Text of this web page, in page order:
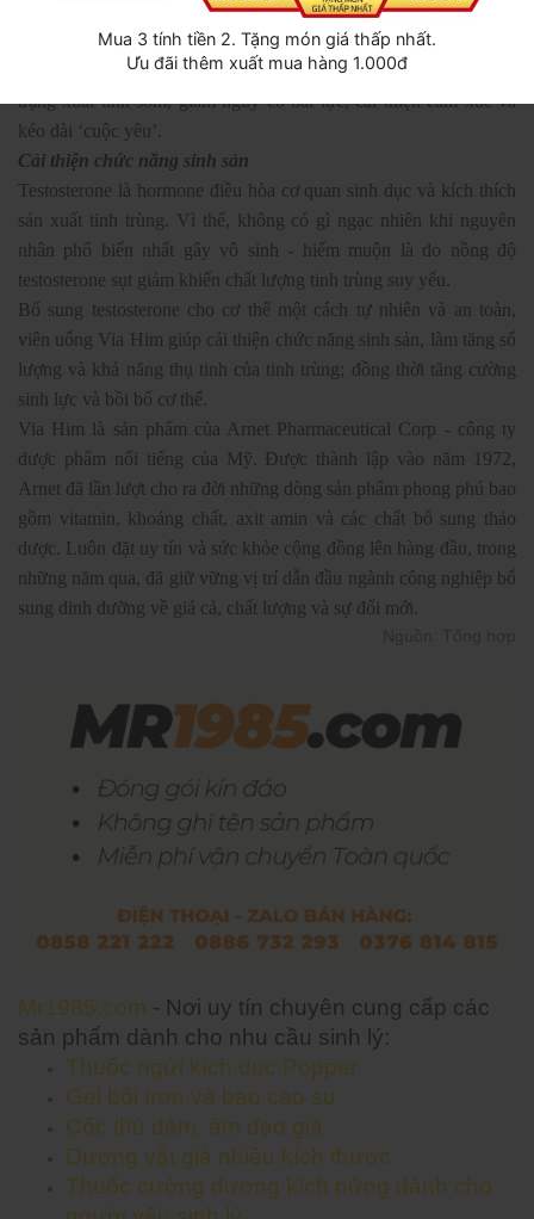
Các thành phần có trong viên uống Via Him được xem là nguồn
cung cấp testosterone tự nhiên, rất an toàn và hiệu quả trong việc
hỗ trợ và tăng cường khả năng sinh lý ở nam giới; cải thiện tình
trạng xuất tinh sớm, giảm nguy cơ bất lực, cải thiện cảm xúc và
kéo dài ‘cuộc yêu’.
Cải thiện chức năng sinh sản
Testosterone là hormone điều hòa cơ quan sinh dục và kích thích
sản xuất tinh trùng. Vì thế, không có gì ngạc nhiên khi nguyên
nhân phổ biến nhất gây vô sinh - hiếm muộn là do nồng độ
testosterone sụt giảm khiến chất lượng tinh trùng suy yếu.
Bổ sung testosterone cho cơ thể một cách tự nhiên và an toàn,
viên uống Via Him giúp cải thiện chức năng sinh sản, làm tăng số
lượng và khả năng thụ tinh của tinh trùng; đồng thời tăng cường
sinh lực và bồi bổ cơ thể.
Via Him là sản phẩm của Arnet Pharmaceutical Corp - công ty
dược phẩm nổi tiếng của Mỹ. Được thành lập vào năm 1972,
Arnet đã lần lượt cho ra đời những dòng sản phẩm phong phú bao
gồm vitamin, khoáng chất, axit amin và các chất bổ sung thảo
dược. Luôn đặt uy tín và sức khỏe cộng đồng lên hàng đầu, trong
những năm qua, đã giữ vững vị trí dẫn đầu ngành công nghiệp bổ
sung dinh dưỡng về giá cả, chất lượng và sự đổi mới.
Mr1985.com - Nơi uy tín chuyên cung cấp các
sản phẩm dành cho nhu cầu sinh lý:
Thuốc ngửi kích dục Popper
Gel bôi trơn và bao cao su
Cốc thủ dâm, âm đạo giả
Dương vật giả nhiều kích thước
Thuốc cường dương kích nứng dành cho
Mua 3 tính tiền 2. Tặng món giá thấp nhất.
Ưu đãi thêm xuất mua hàng 1.000đ